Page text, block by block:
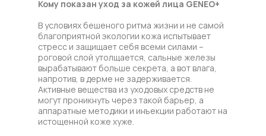
Кому показан уход за кожей лица GENEO+
В условиях бешеного ритма жизни и не самой
благоприятной экологии кожа испытывает
стресс и защищает себя всеми силами –
роговой слой утолщается, сальные железы
вырабатывают больше секрета, а вот влага,
напротив, в дерме не задерживается.
Активные вещества из уходовых средств не
могут проникнуть через такой барьер, а
аппаратные методики и инъекции работают на
истощенной коже хуже.